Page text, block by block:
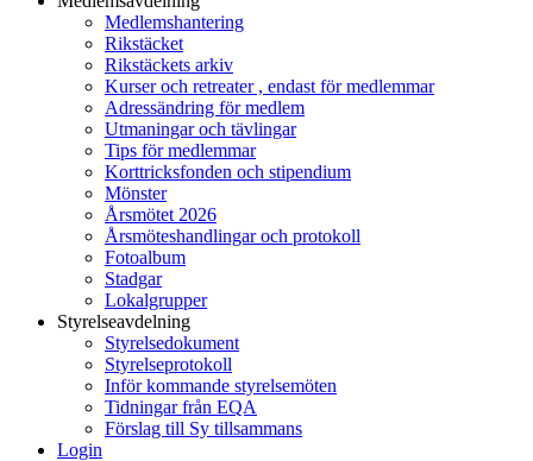
Medlemshantering
Rikstäcket
Rikstäckets arkiv
Kurser och retreater , endast för medlemmar
Adressändring för medlem
Utmaningar och tävlingar
Tips för medlemmar
Korttricksfonden och stipendium
Mönster
Årsmötet 2026
Årsmöteshandlingar och protokoll
Fotoalbum
Stadgar
Lokalgrupper
Styrelseavdelning
Styrelsedokument
Styrelseprotokoll
Inför kommande styrelsemöten
Tidningar från EQA
Förslag till Sy tillsammans
Login